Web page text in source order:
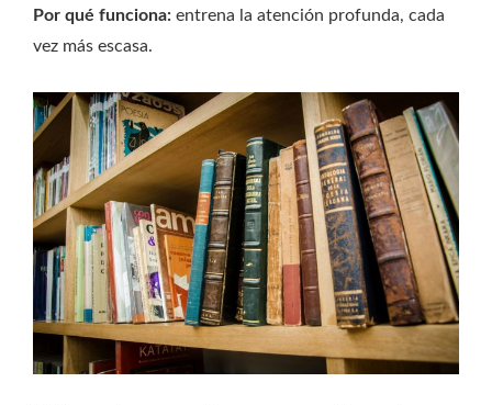
Por qué funciona: entrena la atención profunda, cada
vez más escasa.